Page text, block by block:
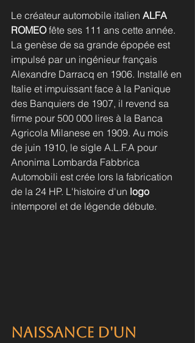
Le créateur automobile italien ALFA
ROMEO fête ses 111 ans cette année.
La genèse de sa grande épopée est
impulsé par un ingénieur français
Alexandre Darracq en 1906. Installé en
Italie et impuissant face à la Panique
des Banquiers de 1907, il revend sa
firme pour 500 000 lires à la Banca
Agricola Milanese en 1909. Au mois
de juin 1910, le sigle A.L.F.A pour
Anonima Lombarda Fabbrica
Automobili est crée lors la fabrication
de la 24 HP. L'histoire d'un logo
intemporel et de légende débute.
Naissance d'un